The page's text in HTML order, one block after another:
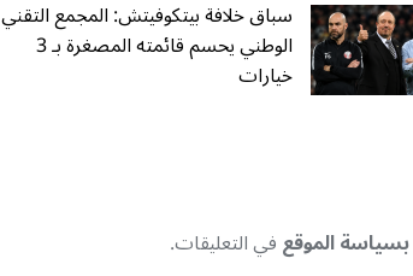
سباق خلافة بيتكوفيتش: المجمع التقني
الوطني يحسم قائمته المصغرة بـ 3
خيارات
بسياسة الموقعفي التعليقات.